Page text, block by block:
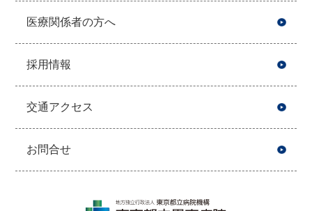
医療関係者の方へ
採用情報
交通アクセス
お問合せ